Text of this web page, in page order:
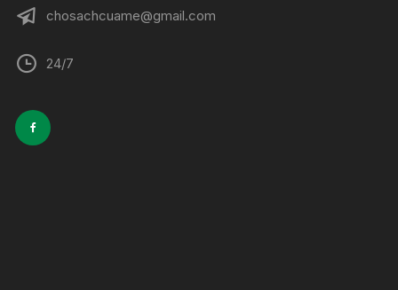
chosachcuame@gmail.com
24/7